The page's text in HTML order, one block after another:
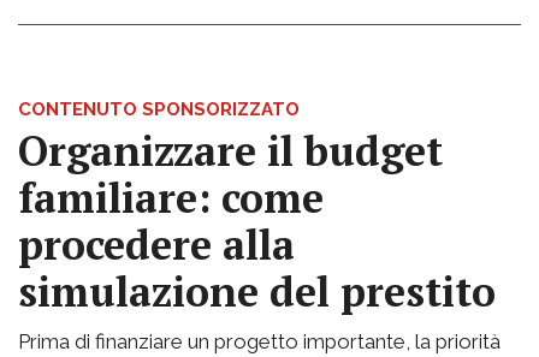
CONTENUTO SPONSORIZZATO
Organizzare il budget
familiare: come
procedere alla
simulazione del prestito
Prima di finanziare un progetto importante, la priorità